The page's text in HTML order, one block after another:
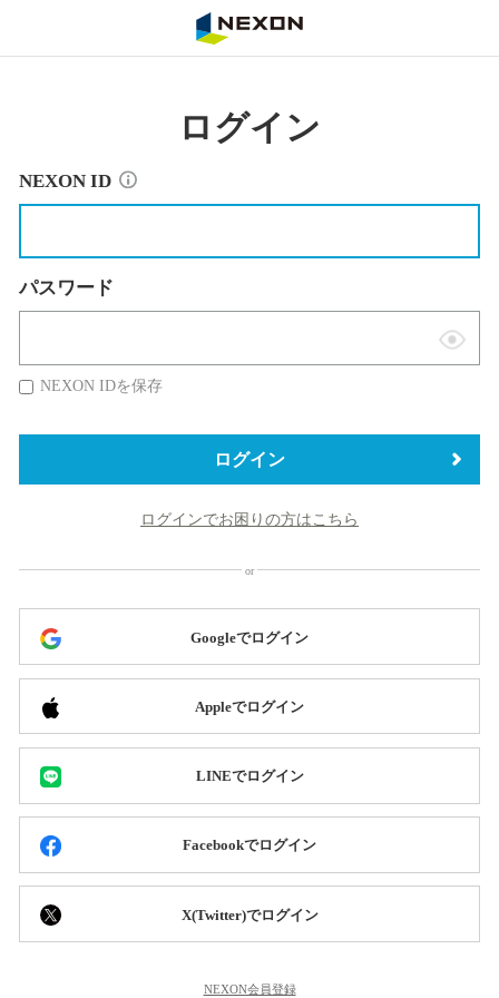
ログイン
NEXON ID
パスワード
表
替
NEXON IDを保存
ログイン
ログインでお困りの方はこちら
Googleでログイン
Appleでログイン
LINEでログイン
Facebookでログイン
X(Twitter)でログイン
NEXON会員登録